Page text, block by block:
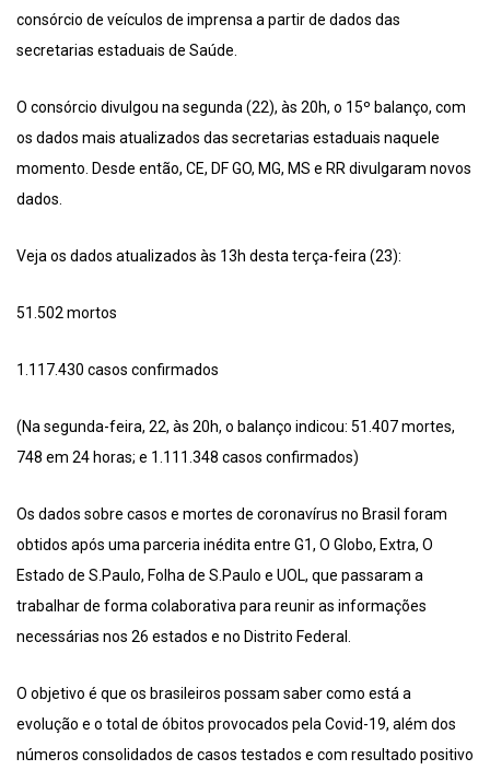
consórcio de veículos de imprensa a partir de dados das
secretarias estaduais de Saúde.
O consórcio divulgou na segunda (22), às 20h, o 15º balanço, com
os dados mais atualizados das secretarias estaduais naquele
momento. Desde então, CE, DF GO, MG, MS e RR divulgaram novos
dados.
Veja os dados atualizados às 13h desta terça-feira (23):
51.502 mortos
1.117.430 casos confirmados
(Na segunda-feira, 22, às 20h, o balanço indicou: 51.407 mortes,
748 em 24 horas; e 1.111.348 casos confirmados)
Os dados sobre casos e mortes de coronavírus no Brasil foram
obtidos após uma parceria inédita entre G1, O Globo, Extra, O
Estado de S.Paulo, Folha de S.Paulo e UOL, que passaram a
trabalhar de forma colaborativa para reunir as informações
necessárias nos 26 estados e no Distrito Federal.
O objetivo é que os brasileiros possam saber como está a
evolução e o total de óbitos provocados pela Covid-19, além dos
números consolidados de casos testados e com resultado positivo